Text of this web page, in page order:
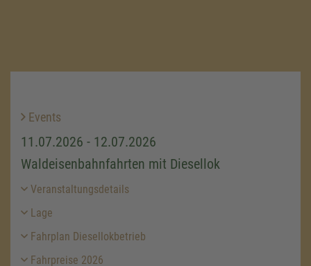
Events
11.07.2026 - 12.07.2026
Waldeisenbahnfahrten mit Diesellok
Veranstaltungsdetails
Lage
Fahrplan Diesellokbetrieb
Fahrpreise 2026